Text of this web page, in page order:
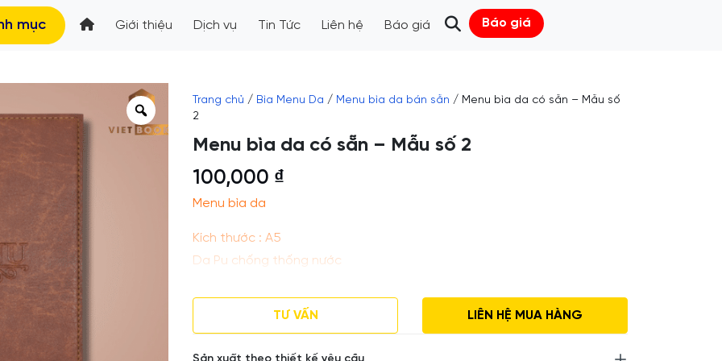
mục Giới thiệu Dịch vụ Tin Tức Liên hệ Báo giá Báo giá
Trang chủ / Bìa Menu Da / Menu bìa da bán sẵn / Menu bìa da có sẵn – Mẫu số
2
Menu bìa da có sẵn – Mẫu số 2
100,000 ₫
Menu bìa da
Kích thước : A5
Da Pu chống thống nước
Ruột bên trong: Có sẵn 10 lá
TƯ VẤN LIÊN HỆ MUA HÀNG